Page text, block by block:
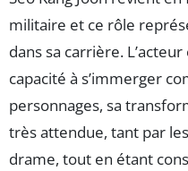
militaire et ce rôle
dans sa carrière.
capacité à s’immerger
personnages, sa
très attendue, tant par
drame, tout en étant